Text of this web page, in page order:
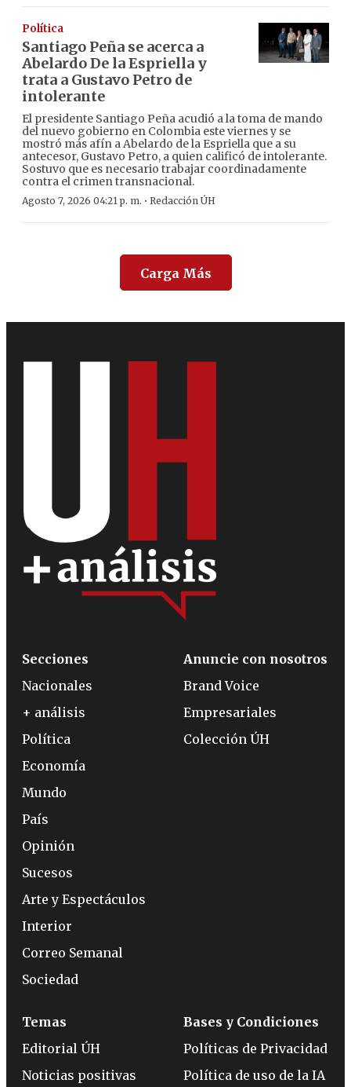
Política
Santiago Peña se acerca a
Abelardo De la Espriella y
trata a Gustavo Petro de
intolerante
El presidente Santiago Peña acudió a la toma de mando
del nuevo gobierno en Colombia este viernes y se
mostró más afín a Abelardo de la Espriella que a su
antecesor, Gustavo Petro, a quien calificó de intolerante.
Sostuvo que es necesario trabajar coordinadamente
contra el crimen transnacional.
Agosto 7, 2026 04:21 p. m. · Redacción ÚH
Carga Más
Secciones
Nacionales
+ análisis
Política
Economía
Mundo
País
Opinión
Sucesos
Arte y Espectáculos
Interior
Correo Semanal
Sociedad
Anuncie con nosotros
Brand Voice
Empresariales
Colección ÚH
Temas
Editorial ÚH
Noticias positivas
Bases y Condiciones
Políticas de Privacidad
Política de uso de la IA